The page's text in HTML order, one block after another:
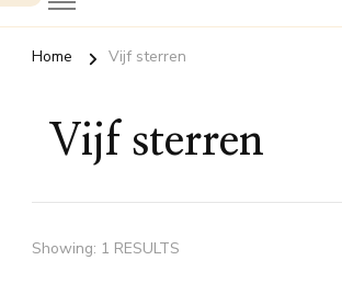
Home Vijf sterren
Vijf sterren
Showing: 1 RESULTS